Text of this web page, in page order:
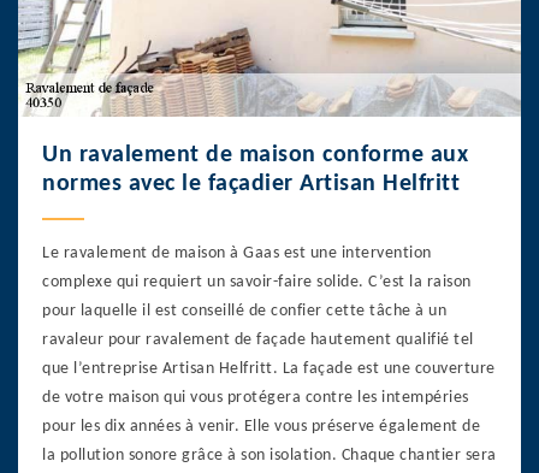
Un ravalement de maison conforme aux
normes avec le façadier Artisan Helfritt
Le ravalement de maison à Gaas est une intervention
complexe qui requiert un savoir-faire solide. C’est la raison
pour laquelle il est conseillé de confier cette tâche à un
ravaleur pour ravalement de façade hautement qualifié tel
que l’entreprise Artisan Helfritt. La façade est une couverture
de votre maison qui vous protégera contre les intempéries
pour les dix années à venir. Elle vous préserve également de
la pollution sonore grâce à son isolation. Chaque chantier sera